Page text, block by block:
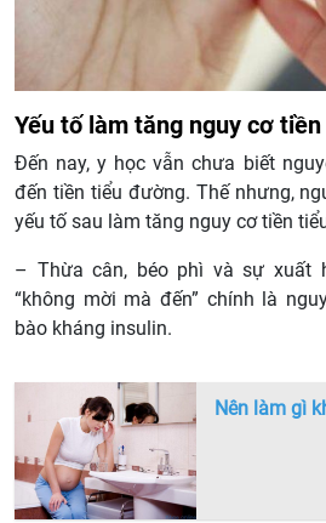
Yếu tố làm tăng nguy cơ
Đến nay, y học vẫn chưa biết
đến tiền tiểu đường. Thế nhưng,
yếu tố sau làm tăng nguy cơ tiền
– Thừa cân, béo phì và sự xuất
“không mời mà đến” chính là
bào kháng insulin.
Nên làm gì